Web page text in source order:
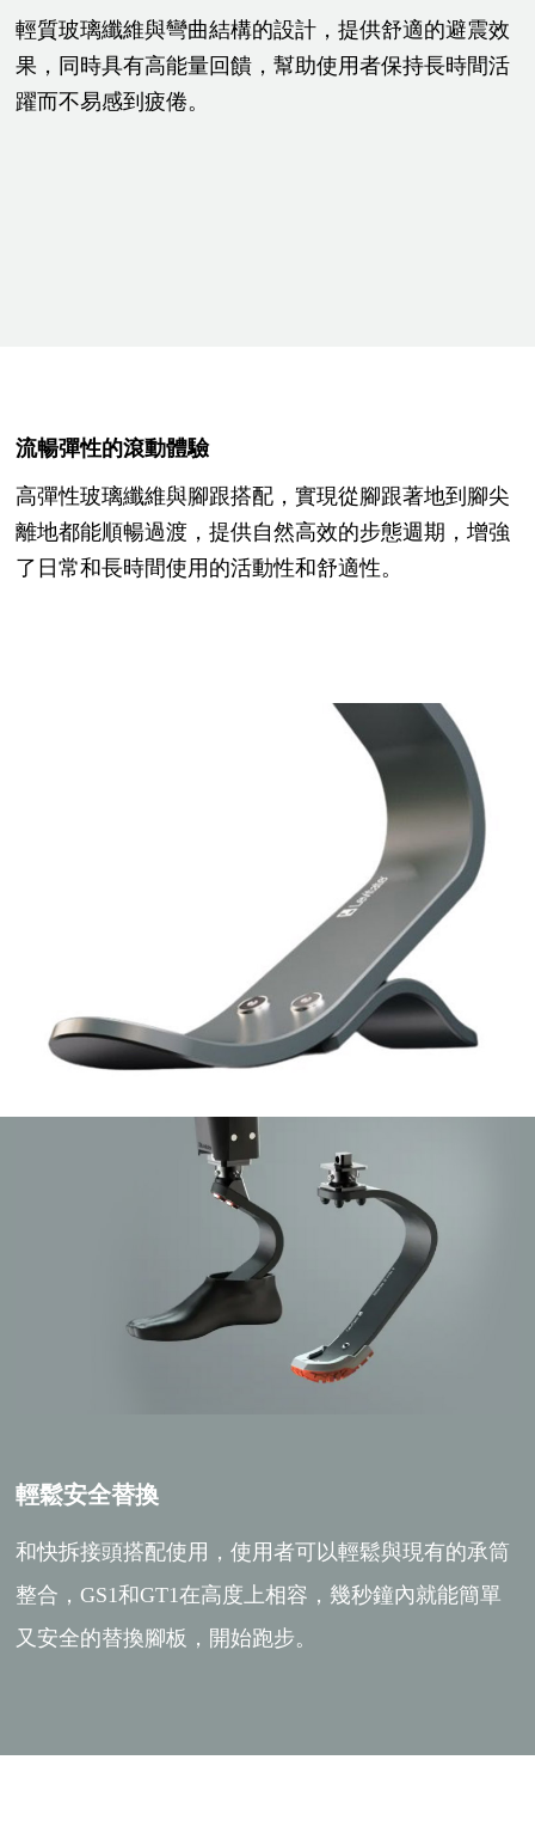
輕質玻璃纖維與彎曲結構的設計，提供舒適的避震效
果，同時具有高能量回饋，幫助使用者保持長時間活
躍而不易感到疲倦。
流暢彈性的滾動體驗
高彈性玻璃纖維與腳跟搭配，實現從腳跟著地到腳尖
離地都能順暢過渡，提供自然高效的步態週期，增強
了日常和長時間使用的活動性和舒適性。
輕鬆安全替換
和快拆接頭搭配使用，使用者可以輕鬆與現有的承筒
整合 ，GS1和GT1在高度上相容， 幾秒鐘內就能簡單
又安全的替換腳板，開始跑步。